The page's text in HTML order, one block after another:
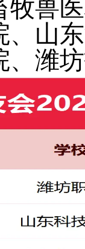
牧兽
、山
、潍